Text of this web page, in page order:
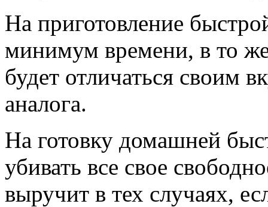
На приготовление
минимум времени, в то
будет отличаться своим
аналога.
На готовку домашней
убивать все свое
выручит в тех случаях,